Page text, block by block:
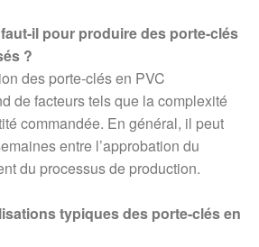
il pour produire des porte-clés
?
des porte-clés en PVC
de facteurs tels que la complexité
commandée. En général, il peut
entre l’approbation du
du processus de production.
typiques des porte-clés en